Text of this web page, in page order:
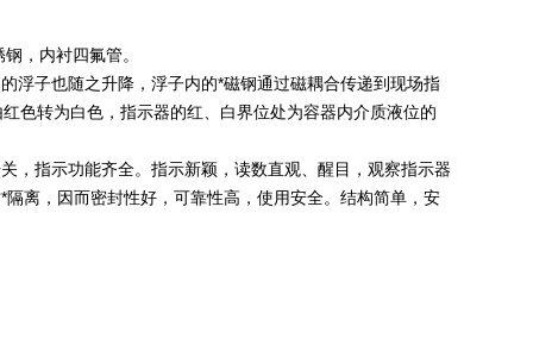
，内衬四氟管。
浮子也随之升降，浮子内的*磁钢通过磁耦合传递到现场指
色转为白色，指示器的红、白界位处为容器内介质液位的
，指示功能齐全。指示新颖，读数直观、醒目，观察指示器
离，因而密封性好，可靠性高，使用安全。结构简单，安